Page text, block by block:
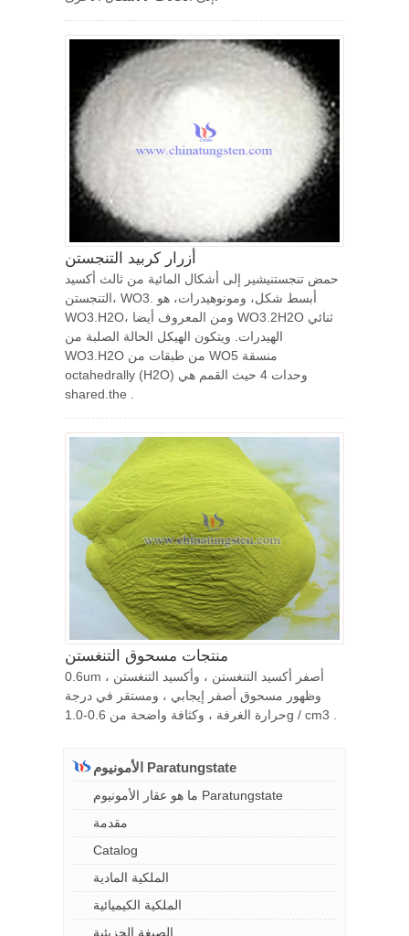
أزرار كربيد التنجستن
حمض تنجستنيشير إلى أشكال المائية من ثالث أكسيد
التنجستن، WO3. أبسط شكل، ومونوهيدرات، هو
WO3.H2O، ومن المعروف أيضا WO3.2H2O ثنائي
الهيدرات. ويتكون الهيكل الحالة الصلبة من
WO3.H2O من طبقات من WO5 منسقة
octahedrally (H2O) وحدات 4 حيث القمم هي
shared.the .
منتجات مسحوق التنغستن
0.6um أصفر أكسيد التنغستن ، وأكسيد التنغستن ،
وظهور مسحوق أصفر إيجابي ، ومستقر في درجة
حرارة الغرفة ، وكثافة واضحة من 0.6-1.0g / cm3 .
الأمونيوم Paratungstate
ما هو عقار الأمونيوم Paratungstate
مقدمة
Catalog
الملكية المادية
الملكية الكيميائية
الصيغة الجزيئية